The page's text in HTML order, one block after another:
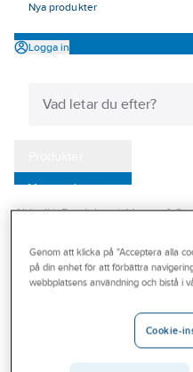
Nya produkter
Logga in
Varumärken
Outlet
Branscher
Ahlsell Produkter Värme &
Rördelar SMS
Genom att klicka på "Acceptera alla
på din enhet för att förbättra
webbplatsens användning och bistå i
Cookie-